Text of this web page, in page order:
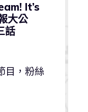
It’s
大公
話
目，粉絲